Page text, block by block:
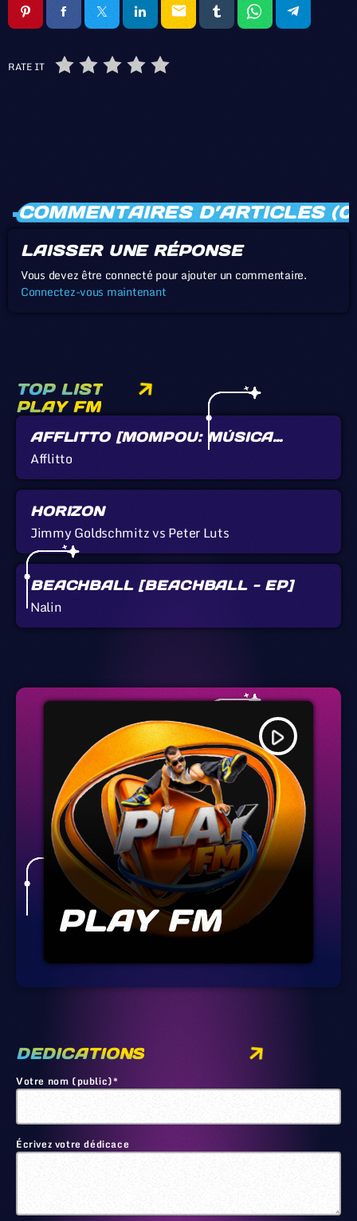
email
RATE IT
COMMENTAIRES D’ARTICLES
LAISSER UNE RÉPONSE
Vous devez être connecté pour ajouter un commentaire.
Connectez-vous maintenant
TOP LIST
PLAY FM
AFFLITTO [MOMPOU: MÚSICA
CALLADA]
Afflitto
HORIZON
Jimmy Goldschmitz vs Peter Luts
BEACHBALL [BEACHBALL - EP]
Nalin
play_arrow
PLAY FM
DEDICATIONS
Votre nom (public)*
Écrivez votre dédicace